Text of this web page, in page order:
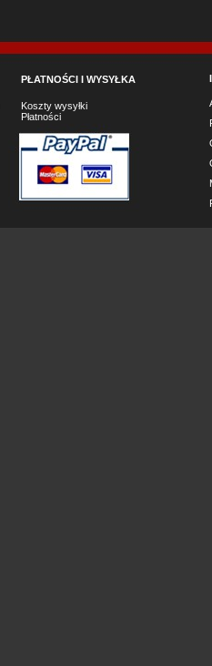
PŁATNOŚCI I WYSYŁKA
Koszty wysyłki
Płatności